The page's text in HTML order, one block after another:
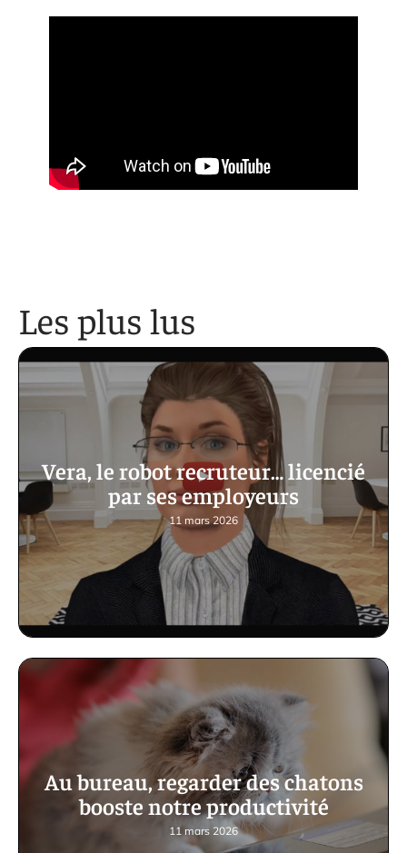
Les plus lus
Vera, le robot recruteur… licencié
par ses employeurs
11 mars 2026
Au bureau, regarder des chatons
booste notre productivité
11 mars 2026